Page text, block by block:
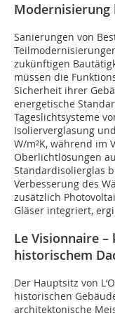
Sanierungen von
zukünftigen
müssen die
Sicherheit ihrer
energetische
Tageslichtsysteme
Isolierverglasung
W/m²K, während im
Oberlichtlösungen
Standardisolierglas
Verbesserung des
zusätzlich
Gläser integriert,
Le Visionnaire
historischem
Der Hauptsitz von
historischen
architektonische